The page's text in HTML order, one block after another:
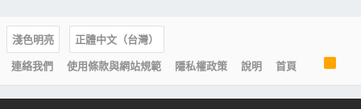
淺色明亮
正體中文（台灣）
連絡我們
使用條款與網站規範 隱私權政策 說明 首頁
R
S
S